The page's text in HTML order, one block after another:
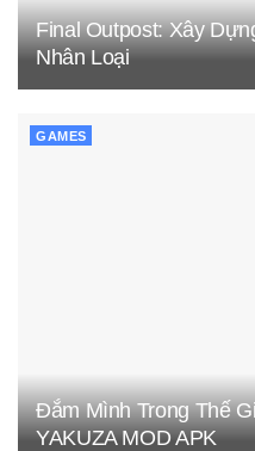
Final Outpost: Xây
Nhân Loại
GAMES
Đắm Mình Trong Thế
YAKUZA MOD APK